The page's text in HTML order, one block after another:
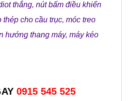
thắng, nút bấm điều khiển
thép cho cầu trục, móc treo
hướng thang máy, máy kéo
0915 545 525